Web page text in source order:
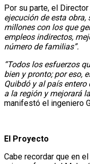
Sin resultados
Ver todos los resultados
Por su parte, el
ejecución de esta
millones con los que
empleos indirectos,
número de familias”.
“Todos los esfuerzos
bien y pronto; por eso,
Quibdó y al país
a la región y mejorará
manifestó el ingeniero
El Proyecto
Cabe recordar que en